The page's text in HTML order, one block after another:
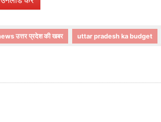
उत्तर प्रदेश की खबर uttar pradesh ka budget